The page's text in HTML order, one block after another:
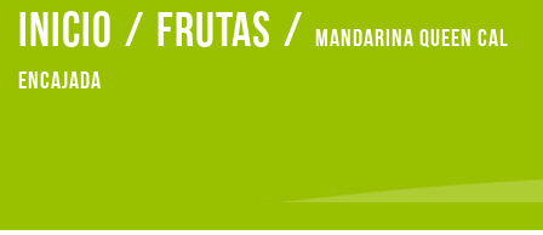
Inicio / Frutas / Mandarina queen cal
encajada